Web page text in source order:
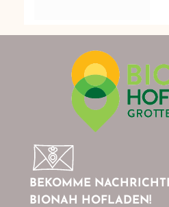
BEKOMME
BIONAH HOFLADEN!